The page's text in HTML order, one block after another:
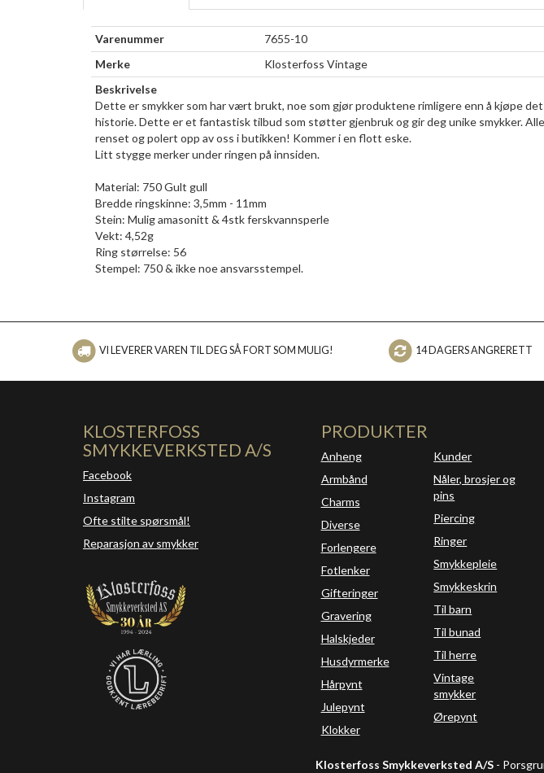
Varenummer
7655-10
Merke
Klosterfoss Vintage
Beskrivelse
Dette er smykker som har vært brukt, noe som gjør produktene rimligere enn å kjøpe
historie. Dette er et fantastisk tilbud som støtter gjenbruk og gir deg unike smykker.
renset og polert opp av oss i butikken! Kommer i en flott eske.
Litt stygge merker under ringen på innsiden.
Material: 750 Gult gull
Bredde ringskinne: 3,5mm - 11mm
Stein: Mulig amasonitt & 4stk ferskvannsperle
Vekt: 4,52g
Ring størrelse: 56
Stempel: 750 & ikke noe ansvarsstempel.
VI LEVERER VAREN TIL DEG SÅ FORT SOM MULIG! 14 DAGERS ANGRERETT
KLOSTERFOSS
SMYKKEVERKSTED A/S
Facebook
Instagram
Ofte stilte spørsmål!
Reparasjon av smykker
PRODUKTER
Anheng
Armbånd
Charms
Diverse
Forlengere
Fotlenker
Gifteringer
Gravering
Halskjeder
Husdyrmerke
Hårpynt
Julepynt
Klokker
Kunder
Nåler, brosjer og
pins
Piercing
Ringer
Smykkepleie
Smykkeskrin
Til barn
Til bunad
Til herre
Vintage
smykker
Ørepynt
Klosterfoss Smykkeverksted A/S -